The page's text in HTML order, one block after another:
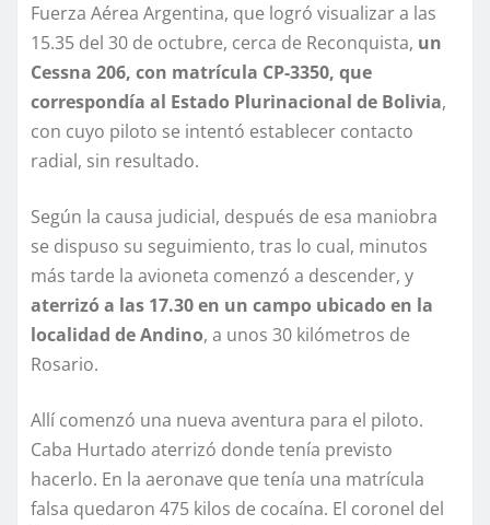
Fuerza Aérea Argentina, que logró visualizar a las
15.35 del 30 de octubre, cerca de Reconquista, un
Cessna 206, con matrícula CP-3350, que
correspondía al Estado Plurinacional de Bolivia,
con cuyo piloto se intentó establecer contacto
radial, sin resultado.
Según la causa judicial, después de esa maniobra
se dispuso su seguimiento, tras lo cual, minutos
más tarde la avioneta comenzó a descender, y
aterrizó a las 17.30 en un campo ubicado en la
localidad de Andino, a unos 30 kilómetros de
Rosario.
Allí comenzó una nueva aventura para el piloto.
Caba Hurtado aterrizó donde tenía previsto
hacerlo. En la aeronave que tenía una matrícula
falsa quedaron 475 kilos de cocaína. El coronel del